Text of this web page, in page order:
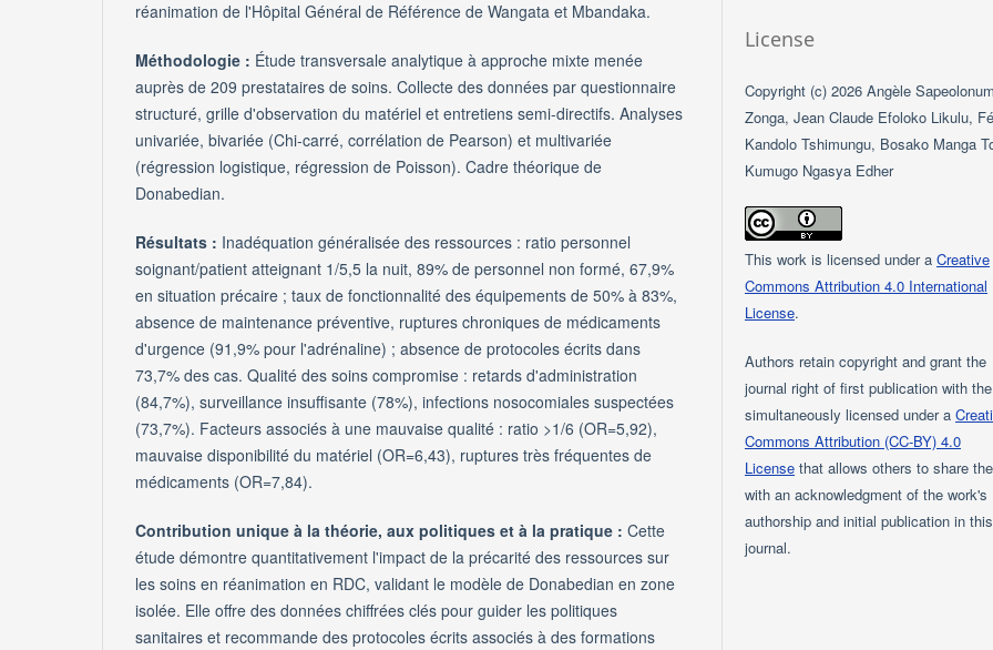
réanimation de l'Hôpital Général de Référence de Wangata et Mbandaka.
Méthodologie : Étude transversale analytique à approche mixte menée
auprès de 209 prestataires de soins. Collecte des données par questionnaire
structuré, grille d'observation du matériel et entretiens semi-directifs. Analyses
univariée, bivariée (Chi-carré, corrélation de Pearson) et multivariée
(régression logistique, régression de Poisson). Cadre théorique de
Donabedian.
Résultats : Inadéquation généralisée des ressources : ratio personnel
soignant/patient atteignant 1/5,5 la nuit, 89% de personnel non formé, 67,9%
en situation précaire ; taux de fonctionnalité des équipements de 50% à 83%,
absence de maintenance préventive, ruptures chroniques de médicaments
d'urgence (91,9% pour l'adrénaline) ; absence de protocoles écrits dans
73,7% des cas. Qualité des soins compromise : retards d'administration
(84,7%), surveillance insuffisante (78%), infections nosocomiales suspectées
(73,7%). Facteurs associés à une mauvaise qualité : ratio >1/6 (OR=5,92),
mauvaise disponibilité du matériel (OR=6,43), ruptures très fréquentes de
médicaments (OR=7,84).
Contribution unique à la théorie, aux politiques et à la pratique : Cette
étude démontre quantitativement l'impact de la précarité des ressources sur
les soins en réanimation en RDC, validant le modèle de Donabedian en zone
isolée. Elle offre des données chiffrées clés pour guider les politiques
sanitaires et recommande des protocoles écrits associés à des formations
License
Copyright (c) 2026 Angèle
Zonga, Jean Claude Efoloko Likulu,
Kandolo Tshimungu, Bosako Manga
Kumugo Ngasya Edher
This work is licensed under aCreative
Commons Attribution 4.0 International
License.
Authors retain copyright and grant the
journal right of first publication with
simultaneously licensed under a
Commons Attribution (CC-BY) 4.0
License that allows others to share
with an acknowledgment of the work's
authorship and initial publication in this
journal.